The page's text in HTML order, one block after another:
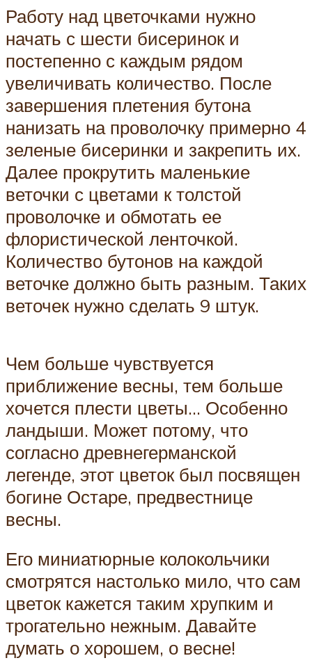
Работу над цветочками нужно
начать с шести бисеринок и
постепенно с каждым рядом
увеличивать количество. После
завершения плетения бутона
нанизать на проволочку примерно 4
зеленые бисеринки и закрепить их.
Далее прокрутить маленькие
веточки с цветами к толстой
проволочке и обмотать ее
флористической ленточкой.
Количество бутонов на каждой
веточке должно быть разным. Таких
веточек нужно сделать 9 штук.
Чем больше чувствуется
приближение весны, тем больше
хочется плести цветы… Особенно
ландыши. Может потому, что
согласно древнегерманской
легенде, этот цветок был посвящен
богине Остаре, предвестнице
весны.
Его миниатюрные колокольчики
смотрятся настолько мило, что сам
цветок кажется таким хрупким и
трогательно нежным. Давайте
думать о хорошем, о весне!